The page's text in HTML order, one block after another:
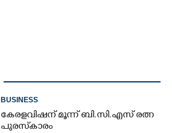
BUSINESS
കേരളവിഷന് മൂന്ന് ബി.സി.എസ് രത്ന
പുരസ്‌കാരം